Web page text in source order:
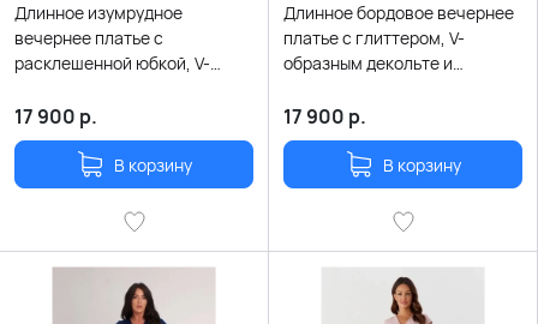
Длинное изумрудное
вечернее платье с
расклешенной юбкой, V-
и летящими рукавчиками
17 900 р.
В корзину
Длинное бордовое вечернее
платье с глиттером, V-
образным декольте и
17 900 р.
В корзину